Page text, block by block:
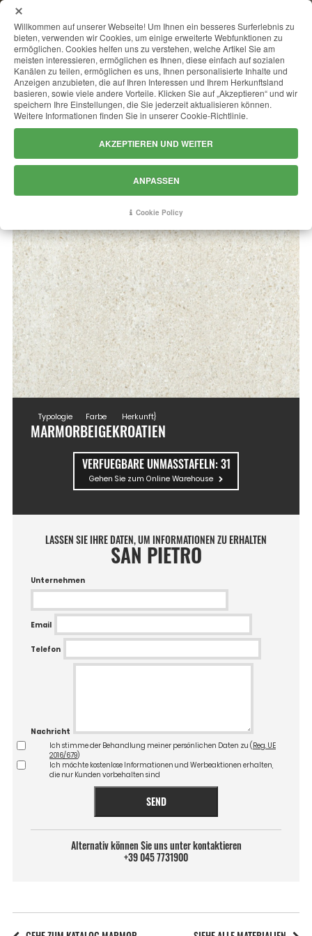
SAN PIETRO
Typologie
MARMOR
Farbe
BEIGE
Herkunft}
KROATIEN
VERFUEGBARE UNMASSTAFELN:31
Gehen Sie zum Online Warehouse
LASSEN SIE IHRE DATEN, UM INFORMATIONEN ZU ERHALTEN
SAN PIETRO
Unternehmen
Email
Telefon
Nachricht
Ich stimme der Behandlung meiner persönlichen Daten zu ( Reg. UE
2016/679)
Ich möchte kostenlose Informationen und Werbeaktionen erhalten,
die nur Kunden vorbehalten sind
SEND
Alternativ können Sie uns unter kontaktieren
+39 045 7731900
Willkommen auf unserer Webseite! Um Ihnen ein besseres Surferlebnis zu
bieten, verwenden wir Cookies, um einige erweiterte Webfunktionen zu
ermöglichen. Cookies helfen uns zu verstehen, welche Artikel Sie am
meisten interessieren, ermöglichen es Ihnen, diese einfach auf sozialen
Kanälen zu teilen, ermöglichen es uns, Ihnen personalisierte Inhalte und
Anzeigen anzubieten, die auf Ihren Interessen und Ihrem Herkunftsland
basieren, sowie viele andere Vorteile. Klicken Sie auf „Akzeptieren“ und wir
speichern Ihre Einstellungen, die Sie jederzeit aktualisieren können.
Weitere Informationen finden Sie in unserer Cookie-Richtlinie.
AKZEPTIEREN UND WEITER
ANPASSEN
Cookie Policy